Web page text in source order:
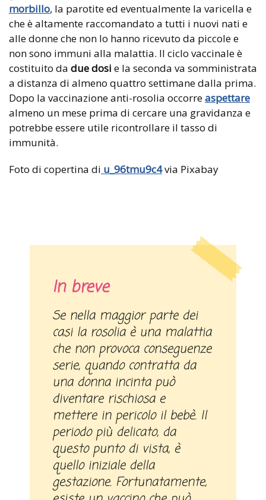
morbillo, la parotite ed eventualmente la varicella e
che è altamente raccomandato a tutti i nuovi nati e
alle donne che non lo hanno ricevuto da piccole e
non sono immuni alla malattia. Il ciclo vaccinale è
costituito da due dosi e la seconda va somministrata
a distanza di almeno quattro settimane dalla prima.
Dopo la vaccinazione anti-rosolia occorreaspettare
almeno un mese prima di cercare una gravidanza e
potrebbe essere utile ricontrollare il tasso di
immunità.
Foto di copertina di u_96tmu9c4via Pixabay
In breve
Se nella maggior parte dei
casi la rosolia è una malattia
che non provoca conseguenze
serie, quando contratta da
una donna incinta può
diventare rischiosa e
mettere in pericolo il bebè. Il
periodo più delicato, da
questo punto di vista, è
quello iniziale della
gestazione. Fortunatamente,